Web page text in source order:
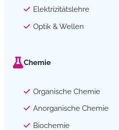
Elektrizitätslehre
Optik & Wellen
Chemie
Organische Chemie
Anorganische Chemie
Biochemie